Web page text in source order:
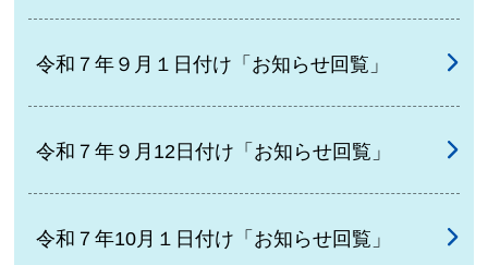
令和７年９月１日付け「お知らせ回覧」
令和７年９月12日付け「お知らせ回覧」
令和７年10月１日付け「お知らせ回覧」